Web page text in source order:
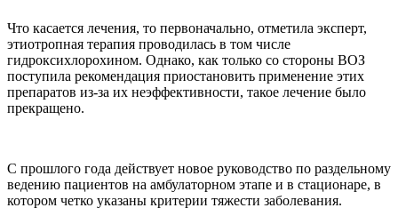
Что касается лечения, то первоначально, отметила эксперт,
этиотропная терапия проводилась в том числе
гидроксихлорохином. Однако, как только со стороны ВОЗ
поступила рекомендация приостановить применение этих
препаратов из-за их неэффективности, такое лечение было
прекращено.
С прошлого года действует новое руководство по раздельному
ведению пациентов на амбулаторном этапе и в стационаре, в
котором четко указаны критерии тяжести заболевания.